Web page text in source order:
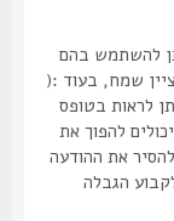
בהם
בעוד :(
בטופס
להפוך את
את ההודעה
הגבלה